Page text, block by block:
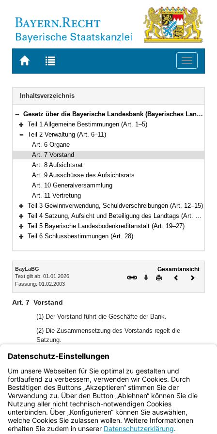
Zur
BAYERN.RECHT
Zur
letzten
Suche
Toggle
Navigation
Inhaltsverzeichnis
Bereich reduzieren
Gesetz über die Bayerische Landesbank (Bayerisches Landesbank-Gesetz – BayLaBG) in der Fassung der Bekanntmachung vom 1. Februar 2003 (GVBl. S. 54, ber. S. 316) BayRS 762-6-F (Art. 1–28)
Bereich erweitern
Teil 1 Allgemeine Bestimmungen (Art. 1–5)
Bereich reduzieren
Teil 2 Verwaltung (Art. 6–11)
Art. 6 Organe
Art. 7 Vorstand
Art. 8 Aufsichtsrat
Art. 9 Ausschüsse des Aufsichtsrats
Art. 10 Generalversammlung
Art. 11 Vertretung
Bereich erweitern
Teil 3 Gewinnverwendung, Schuldverschreibungen (Art. 12–15)
Bereich erweitern
Teil 4 Satzung, Aufsicht und Beteiligung des Landtags (Art. 16–18a)
Bereich erweitern
Teil 5 Bayerische Landesbodenkreditanstalt (Art. 19–27)
Teil 6 Schlussbestimmungen (Art. 28)
Inhalt
BayLaBG
Text gilt ab: 01.01.2026
Fassung: 01.02.2003
Gesamtansicht
Download
DruckenVorheriges
Art. 7 Vorstand
(1) Der Vorstand führt die Geschäfte der Bank.
(2) Die Zusammensetzung des Vorstands regelt die
Satzung.
(3) Die Mitglieder des Vorstands werden vom Aufsichtsrat
Die Bestellung erfolgt auf höchstens fünf Jahre;
eine wiederholte Bestellung und eine vorzeitige Abberufung
aus wichtigem Grund sind zulässig.
Bayern.de
BayernPortal